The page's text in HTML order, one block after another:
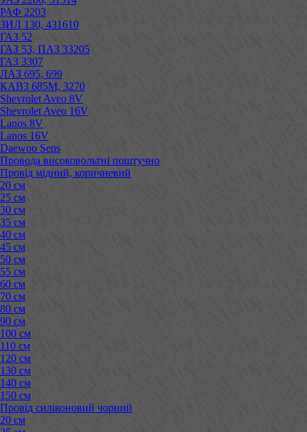
РАФ 2203
ЗИЛ 130, 431610
ГАЗ 52
ГАЗ 53, ПАЗ 33205
ГАЗ 3307
ЛАЗ 695, 699
КАВЗ 685М, 3270
Shevrolet Aveo 8V
Shevrolet Aveo 16V
Lanos 8V
Lanos 16V
Daewoo Sens
Провода високовольтні поштучно
Провід мідний, коричневий
20 см
25 см
30 см
35 см
40 см
45 см
50 см
55 см
60 см
70 см
80 см
90 см
100 см
110 см
120 см
130 см
140 см
150 см
Провід силіконовий чорний
20 см